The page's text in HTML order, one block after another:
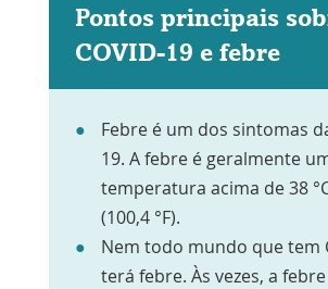
Pontos principais
COVID-19 e febre
Febre é um dos sintomas
19. A febre é geralmente
temperatura acima de 38
(100,4 °F).
Nem todo mundo que tem
terá febre. Às vezes, a